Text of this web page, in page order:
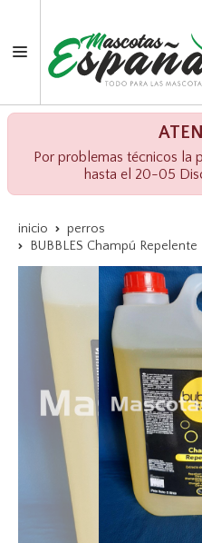
Por problemas técnicos la
hasta el 20-05
inicio
perros
BUBBLES Champú